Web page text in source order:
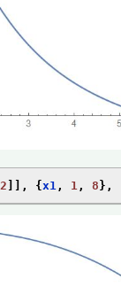
2 ]], {x1 , 1 , 8},